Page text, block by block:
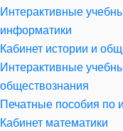
Интерактивные
информатики
Кабинет истории и
Интерактивные
обществознания
Печатные пособия по
Кабинет математики